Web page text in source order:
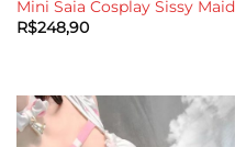
Mini Saia Cosplay Sissy Maid
R$248,90